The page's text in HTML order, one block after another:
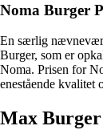
Noma Burger
En særlig
Burger, som er
Noma. Prisen for
enestående kvalitet
Max